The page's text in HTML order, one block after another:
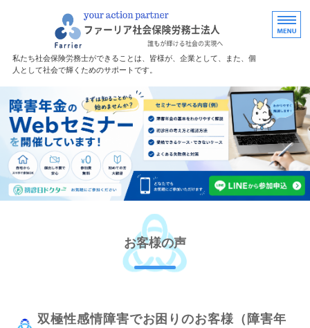
福島で労務・
私たち社会保険労務士ができることは、皆様が、企業として、また、個
人として社会で輝くためのサポートです。
ホーム
障害年金サポート
サポート料金
無料診断
お客様の声
双極性感情障害でお困りのお客様（障害年